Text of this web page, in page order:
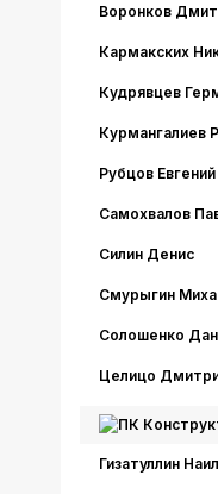
Воронков
Кармакских
Кудрявцев
Курмангалиев
Рубцов Евгений
Самохвалов
Силин Денис
Смурыгин
Солошенко
Целицо
Гизатуллин